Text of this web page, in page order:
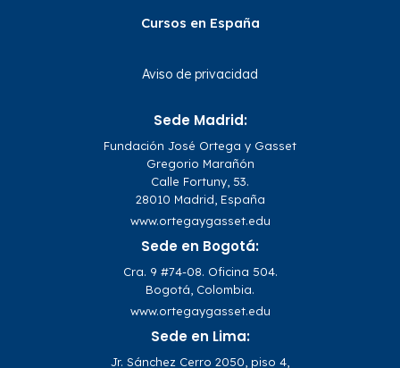
Cursos en España
Aviso de privacidad
Sede Madrid:
Fundación José Ortega y Gasset
Gregorio Marañón
Calle Fortuny, 53.
28010 Madrid, España
www.ortegaygasset.edu
Sede en Bogotá:
Cra. 9 #74-08. Oficina 504.
Bogotá, Colombia.
www.ortegaygasset.edu
Sede en Lima:
Jr. Sánchez Cerro 2050, piso 4,